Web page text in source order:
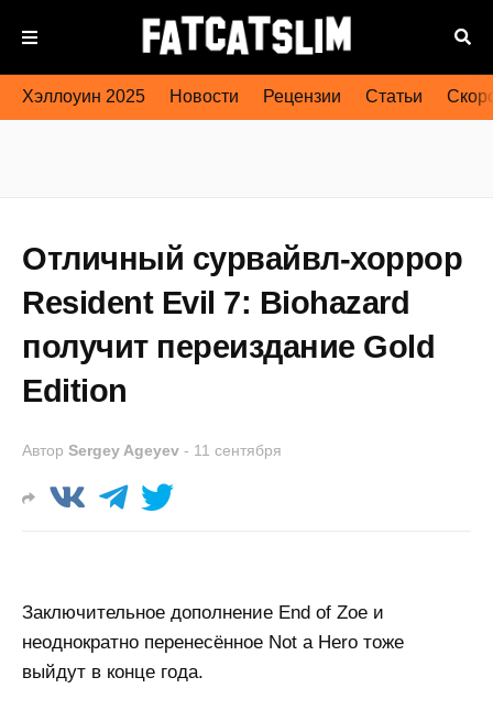
Хэллоуин 2025 Новости Рецензии Статьи
Отличный сурвайвл-хоррор
Resident Evil 7: Biohazard
получит переиздание Gold
Edition
Автор Sergey Ageyev - 11 сентября
Заключительное дополнение End of Zoe и
неоднократно перенесённое Not a Hero тоже
выйдут в конце года.